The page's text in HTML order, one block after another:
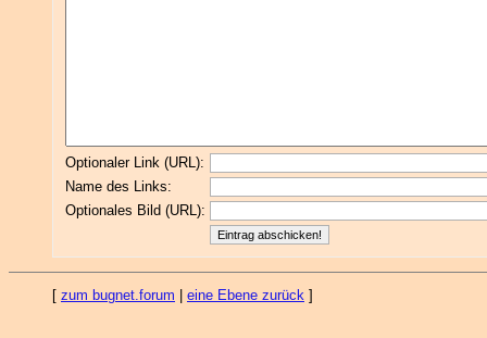
Optionaler Link (URL):
Name des Links:
Optionales Bild (URL):
[ zum bugnet.forum eine Ebene zurück ]